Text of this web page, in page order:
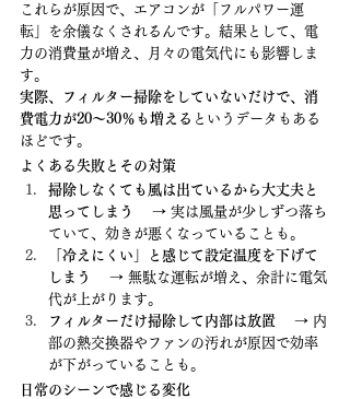
これらが原因で、エアコンが「フルパワー運
転」を余儀なくされるんです。結果として、電
力の消費量が増え、月々の電気代にも影響しま
す。
実際、フィルター掃除をしていないだけで、消
費電力が20〜30％も増える というデータもある
ほどです。
よくある失敗とその対策
掃除しなくても風は出ているから大丈夫と
思ってしまう
→ 実は風量が少しずつ落ち
ていて、効きが悪くなっていることも。
「冷えにくい」と感じて設定温度を下げて
しまう
→ 無駄な運転が増え、余計に電気
代が上がります。
フィルターだけ掃除して内部は放置 → 内
部の熱交換器やファンの汚れが原因で効率
が下がっていることも。
日常のシーンで感じる変化